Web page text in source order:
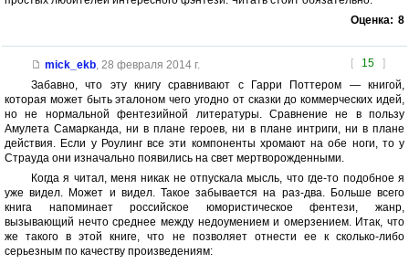
Оценка: 8
[ 15 ]
mick_ekb, 28 февраля 2014 г.
Забавно, что эту книгу сравнивают с Гарри Поттером — книгой,
которая может быть эталоном чего угодно от сказки до коммерческих идей,
но не нормальной фентезийной литературы. Сравнение не в пользу
Амулета Самарканда, ни в плане героев, ни в плане интриги, ни в плане
действия. Если у Роулинг все эти компоненты хромают на обе ноги, то у
Страуда они изначально появились на свет мертворожденными.
Когда я читал, меня никак не отпускала мысль, что где-то подобное я
уже видел. Может и видел. Такое забывается на раз-два. Больше всего
книга напоминает российское юмористическое фентези, жанр,
вызывающий нечто среднее между недоумением и омерзением. Итак, что
же такого в этой книге, что не позволяет отнести ее к сколько-либо
серьезным по качеству произведениям: